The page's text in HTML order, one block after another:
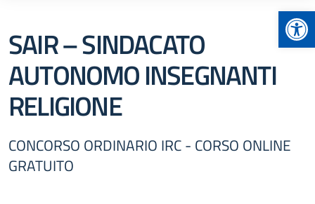
SAIR – SINDACATO
AUTONOMO INSEGNANTI
RELIGIONE
CONCORSO ORDINARIO IRC - CORSO ONLINE
GRATUITO